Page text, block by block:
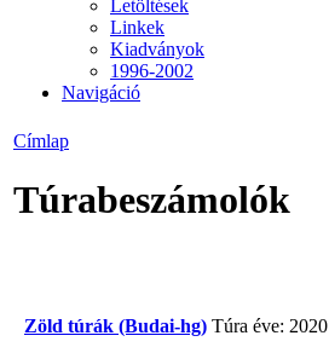
Letöltések
Linkek
Kiadványok
1996-2002
Navigáció
Címlap
Túrabeszámolók
Zöld túrák (Budai-hg) Túra éve: 2020